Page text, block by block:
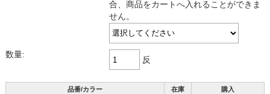
合、商品をカートへ入れることができま
せん。
数量:
反
品番/カラー 在庫 購入